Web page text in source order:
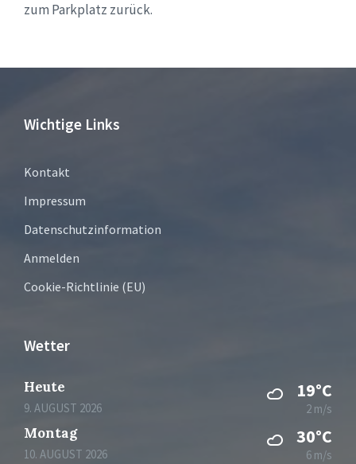
zum Parkplatz zurück.
Wichtige Links
Kontakt
Impressum
Datenschutzinformation
Anmelden
Cookie-Richtlinie (EU)
Wetter
Heute
9. AUGUST 2026
19°C
2 m/s
Montag
10. AUGUST 2026
30°C
6 m/s